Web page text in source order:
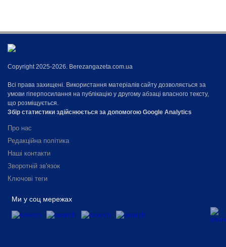
Copyright 2025-2026. Berezangazeta.com.ua
Всі права захищені. Використання матеріалів сайту дозволяється за
умови гіперпосилання на публікацію у другому абзаці власного тексту,
що розміщується.
Збір статистики здійснюється за допомогою Google Analytics
Про нас
Редакційна політика
Наші контакти
Зворотній зв'язок
Ключові теги
Ми у соц мережах